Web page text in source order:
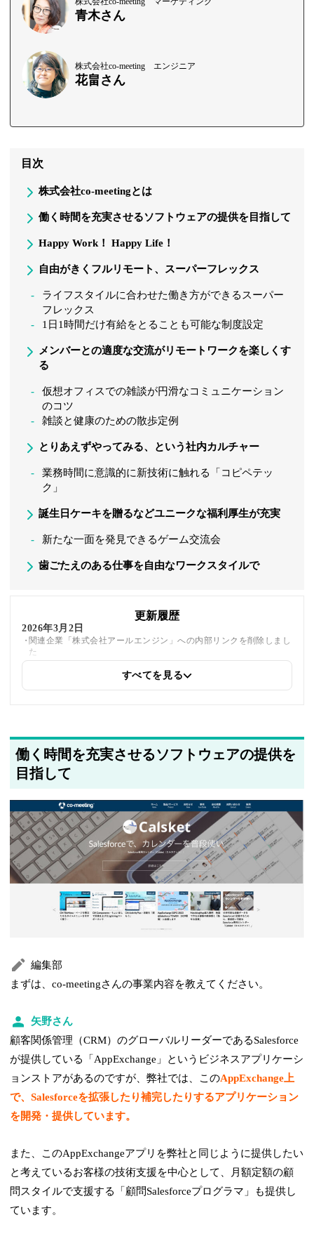
青木さん
株式会社co-meeting エンジニア
花畠さん
目次
株式会社co-meetingとは
働く時間を充実させるソフトウェアの提供を目指して
Happy Work！ Happy Life！
自由がきくフルリモート、スーパーフレックス
ライフスタイルに合わせた働き方ができるスーパー
フレックス
1日1時間だけ有給をとることも可能な制度設定
メンバーとの適度な交流がリモートワークを楽しくす
る
仮想オフィスでの雑談が円滑なコミュニケーション
のコツ
雑談と健康のための散歩定例
とりあえずやってみる、という社内カルチャー
業務時間に意識的に新技術に触れる「コピペテッ
ク」
誕生日ケーキを贈るなどユニークな福利厚生が充実
新たな一面を発見できるゲーム交流会
歯ごたえのある仕事を自由なワークスタイルで
更新履歴
2026年3月2日
関連企業「株式会社アールエンジン」への内部リンクを削除しまし
た
2025年6月16日
2025年5月22日
筆者情報を更新しました
すべてを見る
働く時間を充実させるソフトウェアの提供を
目指して
編集部
まずは、co-meetingさんの事業内容を教えてください。
矢野さん
顧客関係管理（CRM）のグローバルリーダーであるSalesforce
が提供している「AppExchange」というビジネスアプリケーシ
ョンストアがあるのですが、弊社では、このAppExchange上
で、Salesforceを拡張したり補完したりするアプリケーション
を開発・提供しています。
また、このAppExchangeアプリを弊社と同じように提供したい
と考えているお客様の技術支援を中心として、月額定額の顧
問スタイルで支援する「顧問Salesforceプログラマ」も提供し
ています。